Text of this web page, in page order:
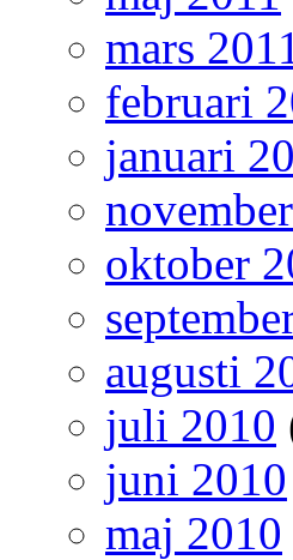
mars
februari
januari
oktober
augusti
juli 2010
juni 2010
maj 2010